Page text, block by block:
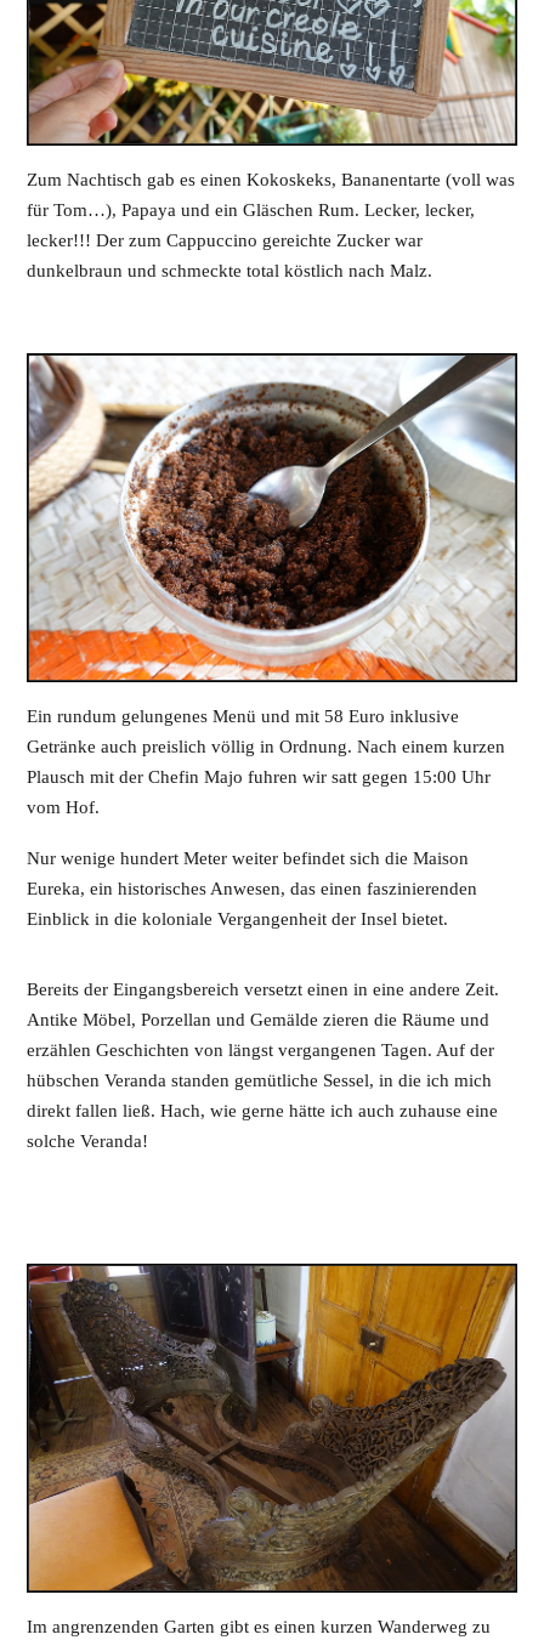
Zum Nachtisch gab es einen Kokoskeks, Bananentarte (voll was
für Tom…), Papaya und ein Gläschen Rum. Lecker, lecker,
lecker!!! Der zum Cappuccino gereichte Zucker war
dunkelbraun und schmeckte total köstlich nach Malz.
Ein rundum gelungenes Menü und mit 58 Euro inklusive
Getränke auch preislich völlig in Ordnung. Nach einem kurzen
Plausch mit der Chefin Majo fuhren wir satt gegen 15:00 Uhr
vom Hof.
Nur wenige hundert Meter weiter befindet sich die Maison
Eureka, ein historisches Anwesen, das einen faszinierenden
Einblick in die koloniale Vergangenheit der Insel bietet.
Bereits der Eingangsbereich versetzt einen in eine andere Zeit.
Antike Möbel, Porzellan und Gemälde zieren die Räume und
erzählen Geschichten von längst vergangenen Tagen. Auf der
hübschen Veranda standen gemütliche Sessel, in die ich mich
direkt fallen ließ. Hach, wie gerne hätte ich auch zuhause eine
solche Veranda!
Im angrenzenden Garten gibt es einen kurzen Wanderweg zu